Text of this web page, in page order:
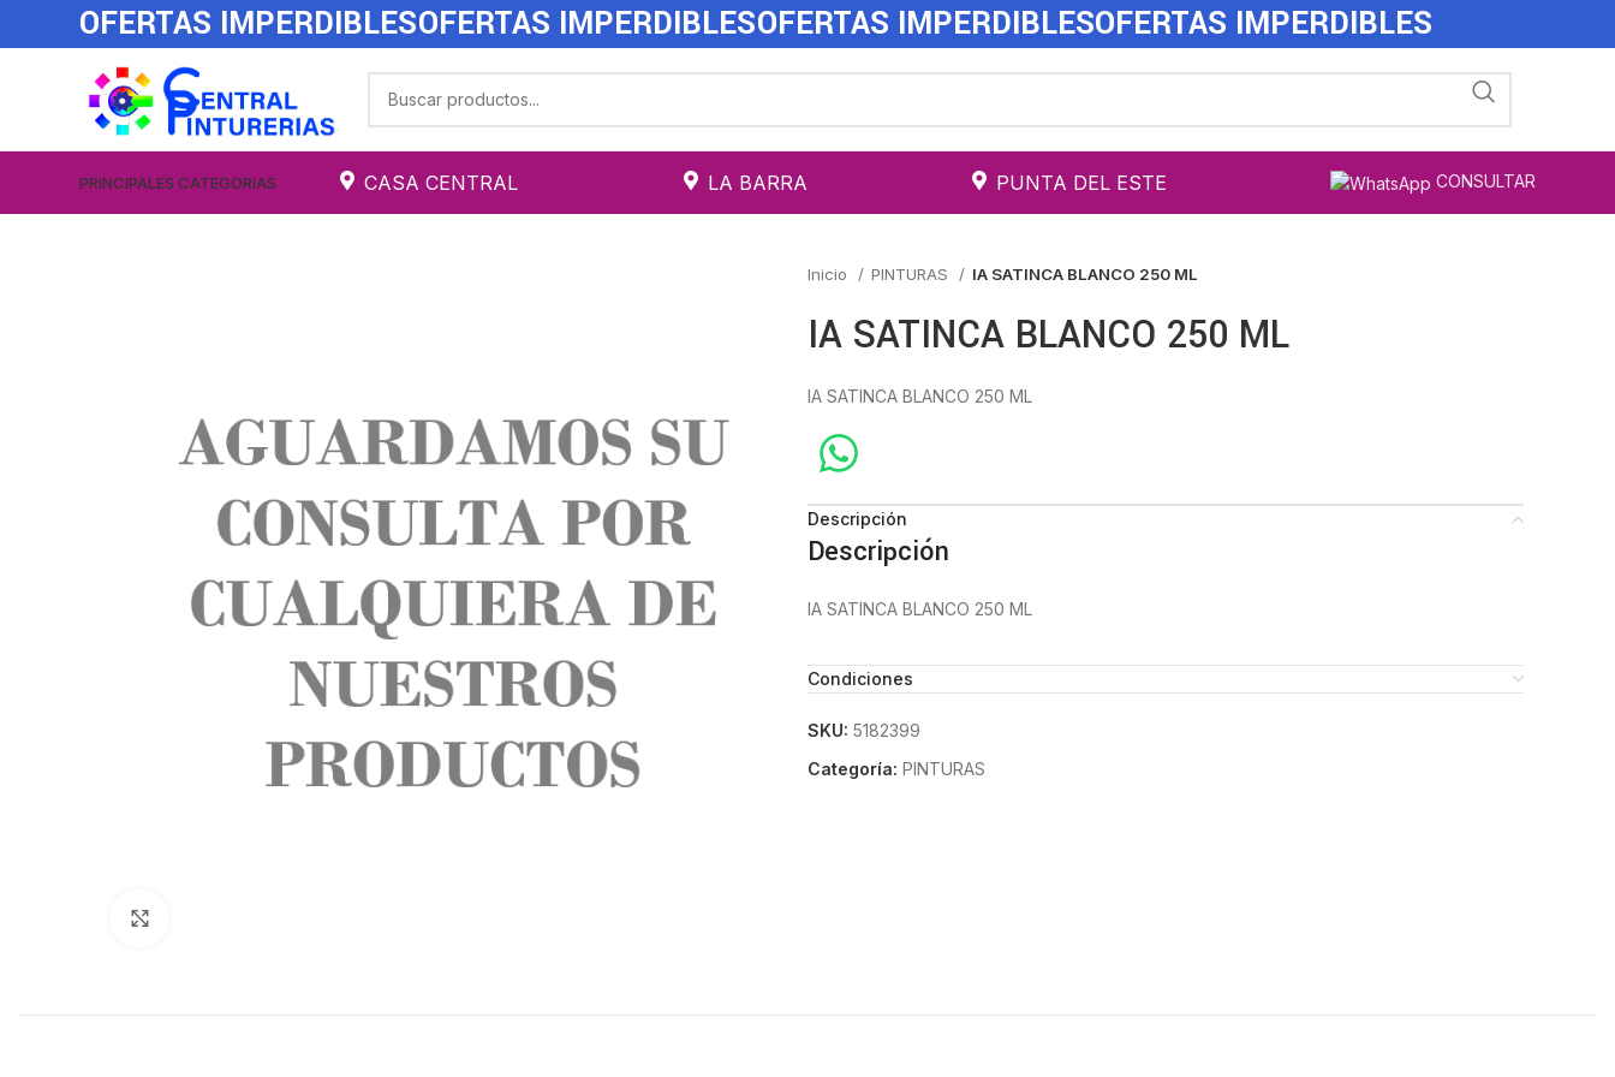
OFERTAS IMPERDIBLESOFERTAS IMPERDIBLESOFERTAS IMPERDIBLESOFERTAS IMPERDIBLES
PRINCIPALES CATEGORIAS CASA CENTRAL LA BARRA PUNTA DEL ESTE CONSULTAR
Inicio PINTURAS IA SATINCA BLANCO 250 ML
IA SATINCA BLANCO 250 ML
IA SATINCA BLANCO 250 ML
Descripción
Descripción
IA SATINCA BLANCO 250 ML
Condiciones
SKU: 5182399
Categoría: PINTURAS